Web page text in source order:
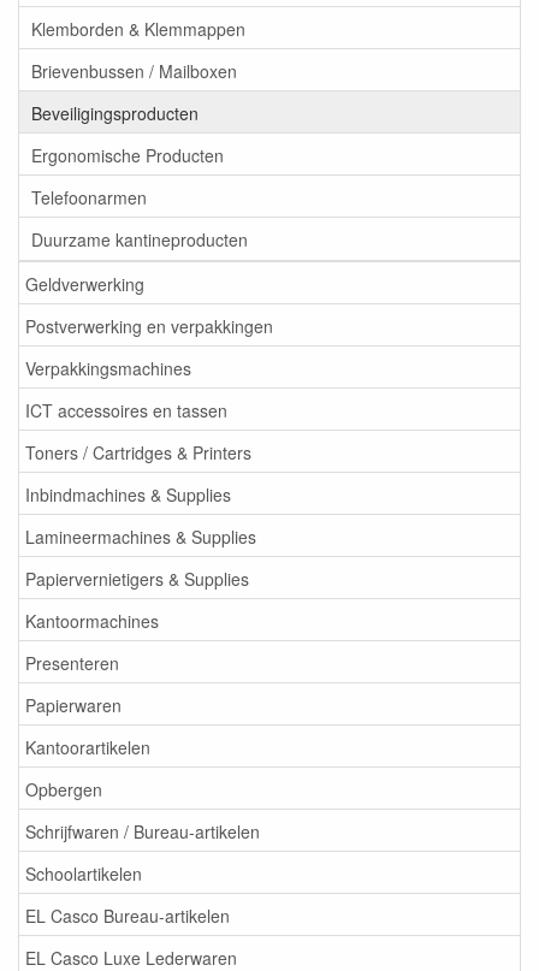
Klemborden & Klemmappen
Brievenbussen / Mailboxen
Beveiligingsproducten
Ergonomische Producten
Telefoonarmen
Duurzame kantineproducten
Geldverwerking
Postverwerking en verpakkingen
Verpakkingsmachines
ICT accessoires en tassen
Toners / Cartridges & Printers
Inbindmachines & Supplies
Lamineermachines & Supplies
Papiervernietigers & Supplies
Kantoormachines
Presenteren
Papierwaren
Kantoorartikelen
Opbergen
Schrijfwaren / Bureau-artikelen
Schoolartikelen
EL Casco Bureau-artikelen
EL Casco Luxe Lederwaren